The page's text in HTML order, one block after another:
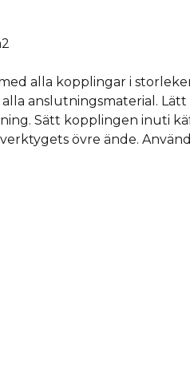
alla kopplingar i
anslutningsmaterial.
Sätt kopplingen inuti
övre ände.